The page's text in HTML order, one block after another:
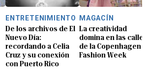
ENTRETENIMIENTO
De los archivos de El
Nuevo Día:
recordando a Celia
Cruz y su conexión
con Puerto Rico
MAGACÍN
La creatividad
domina en las calles
de la Copenhagen
Fashion Week